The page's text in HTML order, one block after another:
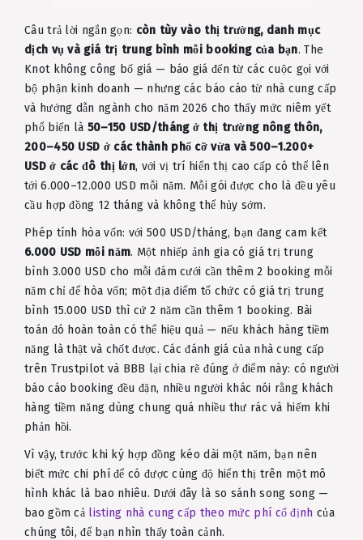
Câu trả lời ngắn gọn: còn tùy vào thị trường, danh mục
dịch vụ và giá trị trung bình mỗi booking của bạn. The
Knot không công bố giá — báo giá đến từ các cuộc gọi với
bộ phận kinh doanh — nhưng các báo cáo từ nhà cung cấp
và hướng dẫn ngành cho năm 2026 cho thấy mức niêm yết
phổ biến là 50–150 USD/tháng ở thị trường nông thôn,
200–450 USD ở các thành phố cỡ vừa và 500–1.200+
USD ở các đô thị lớn, với vị trí hiển thị cao cấp có thể lên
tới 6.000–12.000 USD mỗi năm. Mỗi gói được cho là đều yêu
cầu hợp đồng 12 tháng và không thể hủy sớm.
Phép tính hòa vốn: với 500 USD/tháng, bạn đang cam kết
6.000 USD mỗi năm. Một nhiếp ảnh gia có giá trị trung
bình 3.000 USD cho mỗi đám cưới cần thêm 2 booking mỗi
năm chỉ để hòa vốn; một địa điểm tổ chức có giá trị trung
bình 15.000 USD thì cứ 2 năm cần thêm 1 booking. Bài
toán đó hoàn toàn có thể hiệu quả — nếu khách hàng tiềm
năng là thật và chốt được. Các đánh giá của nhà cung cấp
trên Trustpilot và BBB lại chia rẽ đúng ở điểm này: có người
báo cáo booking đều đặn, nhiều người khác nói rằng khách
hàng tiềm năng dùng chung quá nhiều thư rác và hiếm khi
phản hồi.
Vì vậy, trước khi ký hợp đồng kéo dài một năm, bạn nên
biết mức chi phí để có được cùng độ hiển thị trên một mô
hình khác là bao nhiêu. Dưới đây là so sánh song song —
bao gồm cả listing nhà cung cấp theo mức phí cố định của
chúng tôi, để bạn nhìn thấy toàn cảnh.